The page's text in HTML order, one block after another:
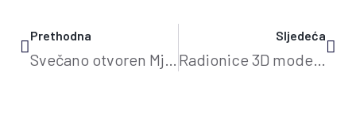
Prethodna
Svečano otvoren Mjesec hrvatske knjige 2023.
Sljedeća
Radionice 3D modeliranja